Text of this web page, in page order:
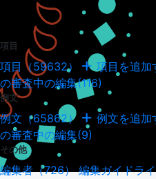
項目
項目（59632） 項目を追加
の審査中の編集(116)
例文
例文（65862） 例文を追加
の審査中の編集(9)
その他
編集者（726）編集ガイドラ